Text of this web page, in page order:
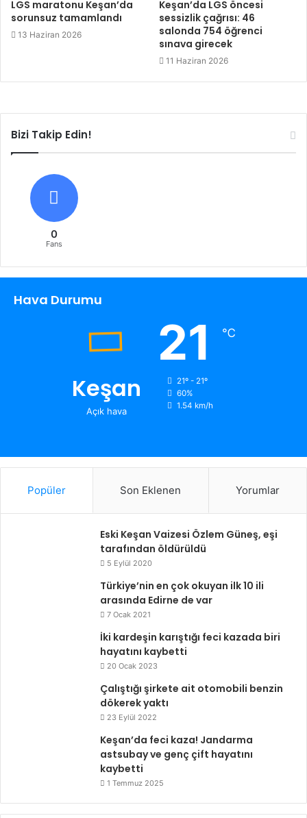
LGS maratonu Keşan’da
sorunsuz tamamlandı
13 Haziran 2026
Keşan’da LGS öncesi
sessizlik çağrısı: 46
salonda 754 öğrenci
sınava girecek
11 Haziran 2026
Bizi Takip Edin!
0
Fans
Hava Durumu
Keşan
Açık hava
21 ℃
21º - 21º
60%
1.54 km/h
Popüler Son Eklenen Yorumlar
Eski Keşan Vaizesi Özlem Güneş, eşi
tarafından öldürüldü
5 Eylül 2020
Türkiye’nin en çok okuyan ilk 10 ili
arasında Edirne de var
7 Ocak 2021
İki kardeşin karıştığı feci kazada biri
hayatını kaybetti
20 Ocak 2023
Çalıştığı şirkete ait otomobili benzin
dökerek yaktı
23 Eylül 2022
Keşan’da feci kaza! Jandarma
astsubay ve genç çift hayatını
kaybetti
1 Temmuz 2025